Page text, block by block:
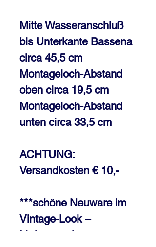
Mitte Wasseranschluß
bis Unterkante Bassena
circa 45,5 cm
Montageloch-Abstand
oben circa 19,5 cm
Montageloch-Abstand
unten circa 33,5 cm
ACHTUNG:
Versandkosten € 10,-
***schöne Neuware im
Vintage-Look –
Lieferung ohne